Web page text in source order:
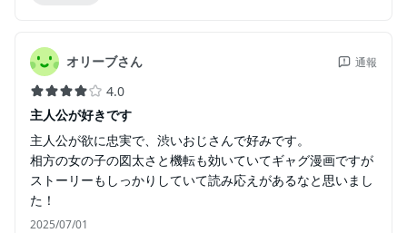
オリーブさん 通報
4.0
主人公が好きです
主人公が欲に忠実で、渋いおじさんで好みです。
相方の女の子の図太さと機転も効いていてギャグ漫画ですが
ストーリーもしっかりしていて読み応えがあるなと思いまし
た！
2025/07/01